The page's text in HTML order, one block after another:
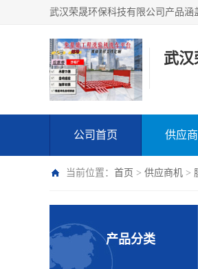
武汉
公司首页 供应
当前位置： 首页 > 供应商机 >
产品分类